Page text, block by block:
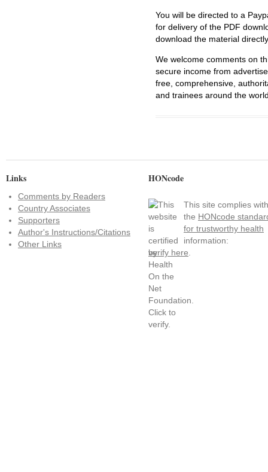
You will be directed to a
for delivery of the PDF
download the material
We welcome comments on
secure income from
free, comprehensive,
and trainees around the
Links
Comments by Readers
Country Associates
Supporters
Author's Instructions/Citations
Other Links
HONcode
This site complies with
the HONcode
for trustworthy health
information:
verify here